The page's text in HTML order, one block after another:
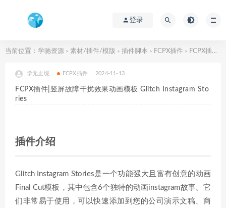
登录
当前位置： 学驰资源 > 素材/插件/模版 > 插件脚本 > FCPX插件 > FCPX插件|竖屏故障干扰效果动画模板 Glitch Instagram Stories
学无止境 FCPX插件 2024-11-13
FCPX插件|竖屏故障干扰效果动画模板 Glitch Instagram Sto
ries
插件介绍
Glitch Instagram Stories是一个功能强大且富有创意的动画
Final Cut模板，其中包含6个独特的动画instagram故事。它
们非常易于使用，可以快速添加到您的公司演示文稿、商